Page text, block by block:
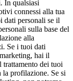
In qualsiasi
connessi alla tua
dati personali se il
sulla base del
alla
Se i tuoi dati
hai il
dei tuoi
la profilazione. Se si